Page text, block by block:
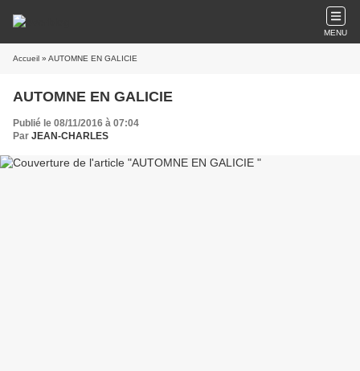
MENU
Accueil » AUTOMNE EN GALICIE
AUTOMNE EN GALICIE
Publié le 08/11/2016 à 07:04
Par JEAN-CHARLES